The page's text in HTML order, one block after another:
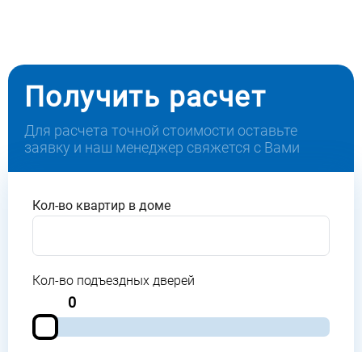
Получить расчет
Для расчета точной стоимости оставьте
заявку и наш менеджер свяжется с Вами
Кол-во квартир в доме
Кол-во подъездных дверей
0